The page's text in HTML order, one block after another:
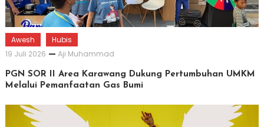
Awesh
Hubis
19 Juli 2026
Aji Muhammad
PGN SOR II Area Karawang Dukung Pertumbuhan UMKM
Melalui Pemanfaatan Gas Bumi